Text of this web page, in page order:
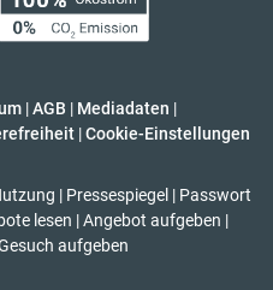
|AGB | Mediadaten |
| Cookie-Einstellungen
| Pressespiegel | Passwort
lesen | Angebot aufgeben |
aufgeben